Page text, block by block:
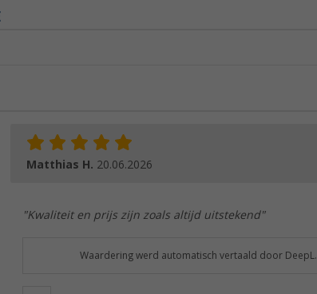
Matthias H. 20.06.2026
"Kwaliteit en prijs zijn zoals altijd uitstekend"
Waardering werd automatisch vertaald door DeepL.